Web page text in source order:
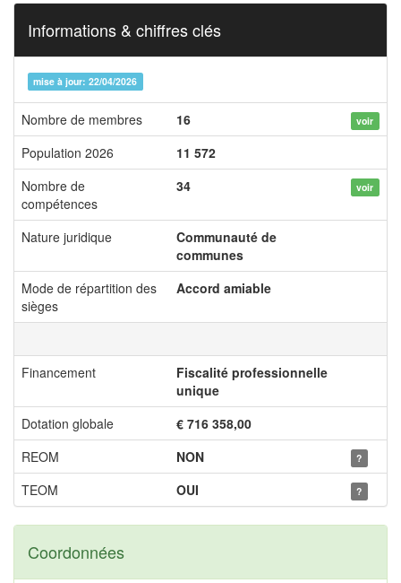
Informations & chiffres clés
mise à jour: 22/04/2026
Nombre de membres 16 voir
Population 2026
11 572
Nombre de
compétences
34 voir
Nature juridique
Communauté de
communes
Mode de répartition des
sièges
Accord amiable
Financement
Fiscalité professionnelle
unique
Dotation globale
€ 716 358,00
REOM
NON ?
TEOM OUI ?
Coordonnées